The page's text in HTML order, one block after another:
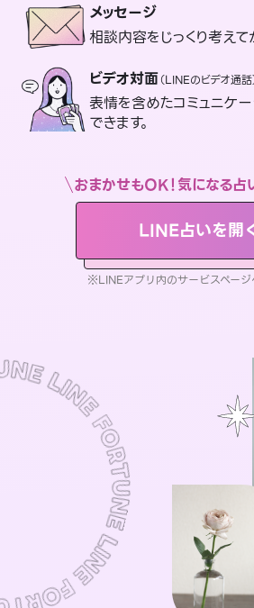
メッセージ
相談内容をじっくり考えて
ビデオ対面（LINEのビデオ通話
表情を含めたコミュニケ
できます。
おまかせもOK！気になる占
LINE占いを開
※LINEアプリ内のサービスページ